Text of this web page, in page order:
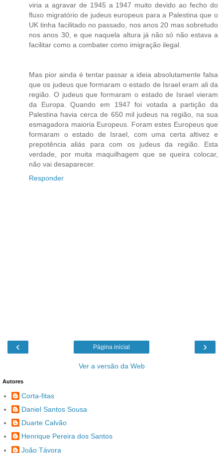
viria a agravar de 1945 a 1947 muito devido ao fecho do
fluxo migratório de judeus europeus para a Palestina que o
UK tinha facilitado no passado, nos anos 20 mas sobretudo
nos anos 30, e que naquela altura já não só não estava a
facilitar como a combater como imigração ilegal.
Mas pior ainda é tentar passar a ideia absolutamente falsa
que os judeus que formaram o estado de Israel eram ali da
região. O judeus que formaram o estado de Israel vieram
da Europa. Quando em 1947 foi votada a partição da
Palestina havia cerca de 650 mil judeus na região, na sua
esmagadora maioria Europeus. Foram estes Europeus que
formaram o estado de Israel, com uma certa altivez e
prepotência aliás para com os judeus da região. Esta
verdade, por muita maquilhagem que se queira colocar,
não vai desaparecer.
Responder
‹ ›
Página inicial
Ver a versão da Web
Autores
Corta-fitas
Daniel Santos Sousa
Duarte Calvão
Henrique Pereira dos Santos
João Távora